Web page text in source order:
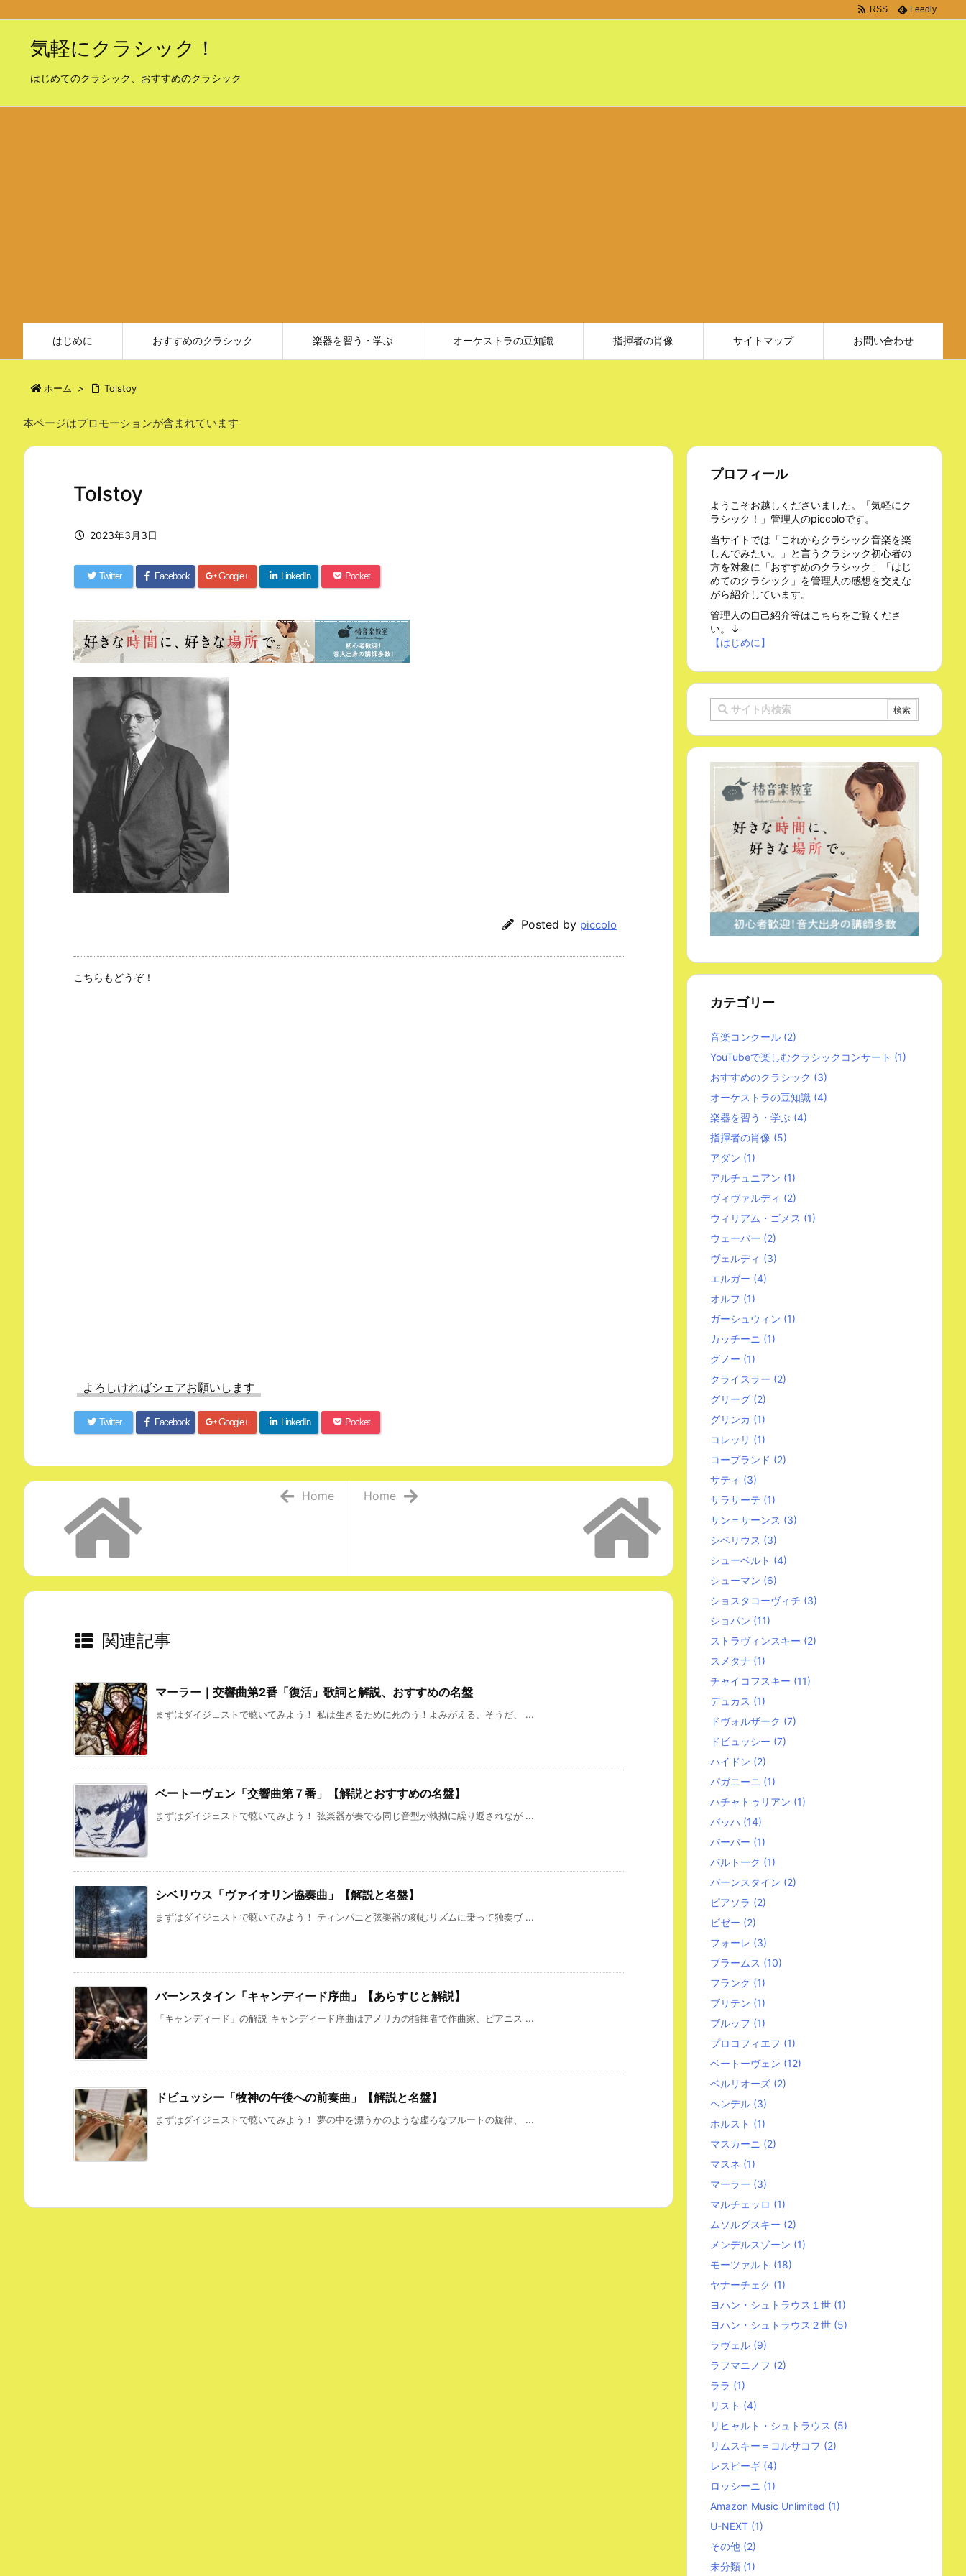
気軽にクラシック！
はじめてのクラシック、おすすめのクラシック
はじめに おすすめのクラシック 楽器を習う・学ぶ オーケストラの豆知識 指揮者の肖像 サイトマップ お問い合わせ
RSS Feedly
ホーム > Tolstoy
本ページはプロモーションが含まれています
Tolstoy
2023年3月3日
Twitter Facebook Google+ LinkedIn Pocket
Posted by piccolo
こちらもどうぞ！
よろしければシェアお願いします
Twitter Facebook Google+ LinkedIn Pocket
Home
Home
関連記事
マーラー｜交響曲第2番「復活」歌詞と解説、おすすめの名盤
まずはダイジェストで聴いてみよう！ 私は生きるために死のう！よみがえる、そうだ、 ...
ベートーヴェン「交響曲第７番」【解説とおすすめの名盤】
まずはダイジェストで聴いてみよう！ 弦楽器が奏でる同じ音型が執拗に繰り返されなが ...
シベリウス「ヴァイオリン協奏曲」【解説と名盤】
まずはダイジェストで聴いてみよう！ ティンパニと弦楽器の刻むリズムに乗って独奏ヴ ...
バーンスタイン「キャンディード序曲」【あらすじと解説】
「キャンディード」の解説 キャンディード序曲はアメリカの指揮者で作曲家、ピアニス ...
ドビュッシー「牧神の午後への前奏曲」【解説と名盤】
まずはダイジェストで聴いてみよう！ 夢の中を漂うかのような虚ろなフルートの旋律、 ...
プロフィール
ようこそお越しくださいました。「気軽にク
ラシック！」管理人のpiccoloです。
当サイトでは「これからクラシック音楽を楽
しんでみたい。」と言うクラシック初心者の
方を対象に「おすすめのクラシック」「はじ
めてのクラシック」を管理人の感想を交えな
がら紹介しています。
管理人の自己紹介等はこちらをご覧くださ
い。↓
【はじめに】
カテゴリー
音楽コンクール (2)
YouTubeで楽しむクラシックコンサート (1)
おすすめのクラシック (3)
オーケストラの豆知識 (4)
楽器を習う・学ぶ (4)
指揮者の肖像 (5)
アダン (1)
アルチュニアン (1)
ヴィヴァルディ (2)
ウィリアム・ゴメス (1)
ウェーバー (2)
ヴェルディ (3)
エルガー (4)
オルフ (1)
ガーシュウィン (1)
カッチーニ (1)
グノー (1)
クライスラー (2)
グリーグ (2)
グリンカ (1)
コレッリ (1)
コープランド (2)
サティ (3)
サラサーテ (1)
サン＝サーンス (3)
シベリウス (3)
シューベルト (4)
シューマン (6)
ショスタコーヴィチ (3)
ショパン (11)
ストラヴィンスキー (2)
スメタナ (1)
チャイコフスキー (11)
デュカス (1)
ドヴォルザーク (7)
ドビュッシー (7)
ハイドン (2)
パガニーニ (1)
ハチャトゥリアン (1)
バッハ (14)
バーバー (1)
バルトーク (1)
バーンスタイン (2)
ピアソラ (2)
ビゼー (2)
フォーレ (3)
ブラームス (10)
フランク (1)
ブリテン (1)
ブルッフ (1)
プロコフィエフ (1)
ベートーヴェン (12)
ベルリオーズ (2)
ヘンデル (3)
ホルスト (1)
マスカーニ (2)
マスネ (1)
マーラー (3)
マルチェッロ (1)
ムソルグスキー (2)
メンデルスゾーン (1)
モーツァルト (18)
ヤナーチェク (1)
ヨハン・シュトラウス１世 (1)
ヨハン・シュトラウス２世 (5)
ラヴェル (9)
ラフマニノフ (2)
ララ (1)
リスト (4)
リヒャルト・シュトラウス (5)
リムスキー＝コルサコフ (2)
レスピーギ (4)
ロッシーニ (1)
Amazon Music Unlimited (1)
U-NEXT (1)
その他 (2)
未分類 (1)